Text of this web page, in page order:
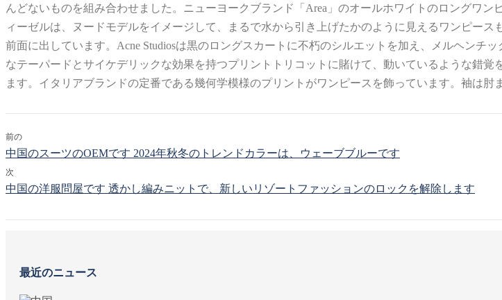
んどないものを組み合わせました。ニューヨークブランド「Area」のオールホワイトのロングワ
ィーゼルは、ヌードモデルをイメージして、まるで水から引き上げたかのように見えるワンピー
前面に出しています。Acne Studiosは黒のロングスカートに不朽のシルエットを加え、メルヘンチッ
なテーパードとサイケデリックな効果を持つプリントトリコットに賭けて、動いているような錯
ます。イタリアブランドの定番である幾何学模様のプリントがワンピースを飾っています。袖は肘
前の
中国のスーツのOEMです 2024年秋冬のトレンドカラーは、ウェーブブルーです
次
中国の洋服問屋です 透かし編みニットで、新しいリゾートファッションのロックを解除します
最近のニュース